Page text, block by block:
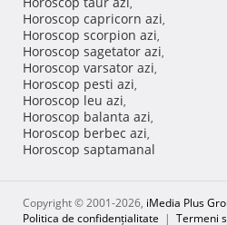
,
Horoscop capricorn azi,
Horoscop scorpion azi,
Horoscop sagetator azi,
Horoscop varsator azi,
Horoscop pesti azi,
Horoscop leu azi,
Horoscop balanta azi,
Horoscop berbec azi,
Horoscop saptamanal
Copyright © 2001-2026, iMedia Plus
Politica de confidențialitate | Termeni